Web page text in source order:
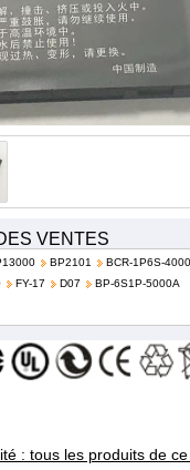
VENTES
BP2101 BCR-1P6S-
FY-17 D07 BP-6S1P-5000A
: tous les produits de